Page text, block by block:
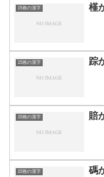
15画の漢字 槿
15画の漢字 踪
15画の漢字 賠
15画の漢字 碼